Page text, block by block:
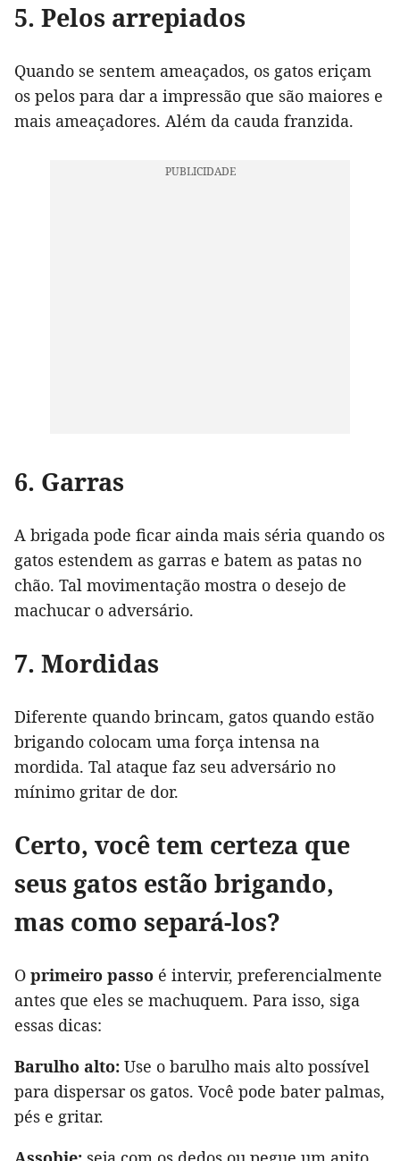
5. Pelos arrepiados
Quando se sentem ameaçados, os gatos eriçam
os pelos para dar a impressão que são maiores e
mais ameaçadores. Além da cauda franzida.
6. Garras
A brigada pode ficar ainda mais séria quando os
gatos estendem as garras e batem as patas no
chão. Tal movimentação mostra o desejo de
machucar o adversário.
7. Mordidas
Diferente quando brincam, gatos quando estão
brigando colocam uma força intensa na
mordida. Tal ataque faz seu adversário no
mínimo gritar de dor.
Certo, você tem certeza que
seus gatos estão brigando,
mas como separá-los?
O primeiro passo é intervir, preferencialmente
antes que eles se machuquem. Para isso, siga
essas dicas:
Barulho alto: Use o barulho mais alto possível
para dispersar os gatos. Você pode bater palmas,
pés e gritar.